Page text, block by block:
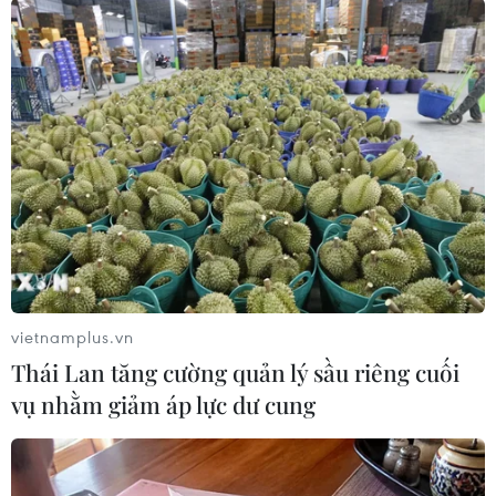
Tổng thống Joe Biden cao
hơn ông Donald Trump
Khoảng 41% số cử tri tham gia
một cuộc thăm dò ý kiến cho biết
họ sẽ bỏ phiếu cho ông Biden nếu
cuộc bầu cử được tổ chức vào
thời điểm họ trả lời khảo sát.
(TTXVN/Vietnam+)
vietnamplus.vn
Thái Lan tăng cường quản lý sầu riêng cuối
vụ nhằm giảm áp lực dư cung